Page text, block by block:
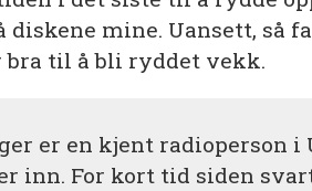
diskene mine. Uansett, så
til å bli ryddet vekk.
er en kjent radioperson i
inn. For kort tid siden